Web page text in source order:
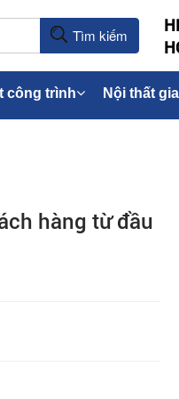
Tìm kiếm
công trình Nội thất
hàng từ đầu